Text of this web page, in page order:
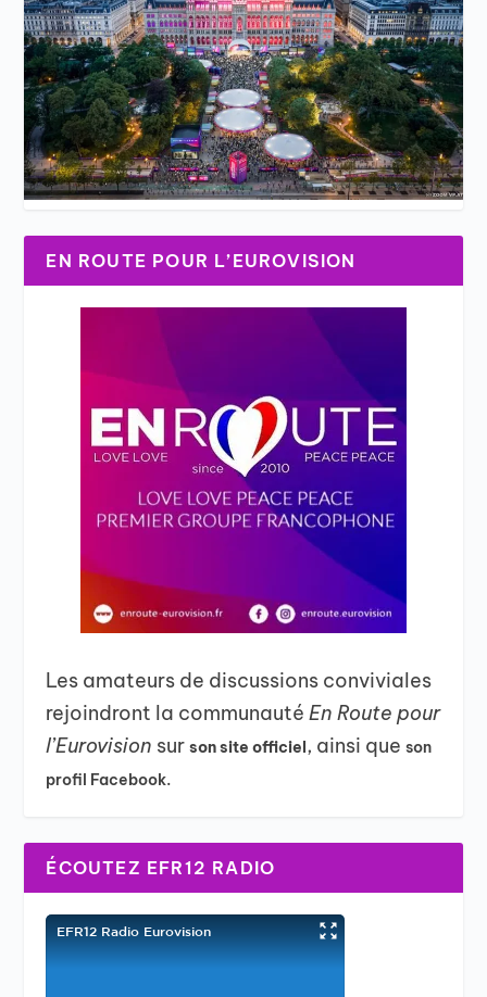
EN ROUTE POUR L’EUROVISION
Les amateurs de discussions conviviales
rejoindront la communautéEn Route pour
l’Eurovision surson site officiel, ainsi queson
profil Facebook.
ÉCOUTEZ EFR12 RADIO